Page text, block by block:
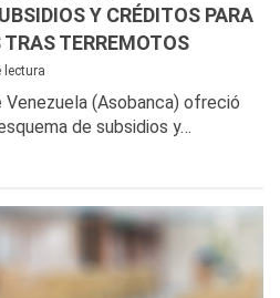
Y CRÉDITOS PARA
TERREMOTOS
lectura
Venezuela (Asobanca) ofreció
de subsidios y…